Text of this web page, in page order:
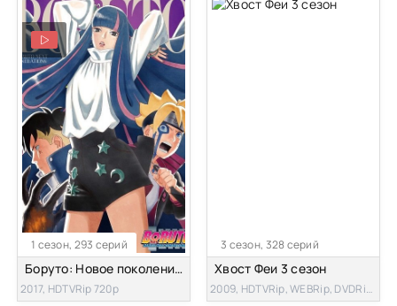
1 сезон, 293 серий
Боруто: Новое поколение Наруто
2017, HDTVRip 720p
3 сезон, 328 серий
Хвост Феи 3 сезон
2009, HDTVRip, WEBRip, DVDRip, WEB-DL